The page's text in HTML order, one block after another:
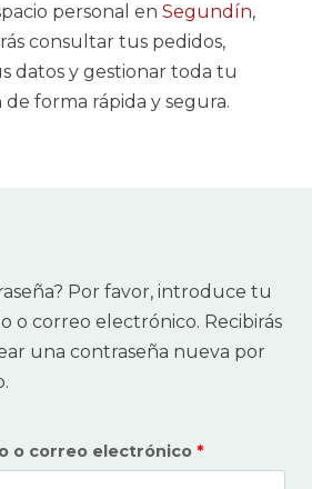
personal en Segundín,
consultar tus pedidos,
datos y gestionar toda tu
forma rápida y segura.
Por favor, introduce tu
o correo electrónico. Recibirás
una contraseña nueva por
o correo electrónico *O